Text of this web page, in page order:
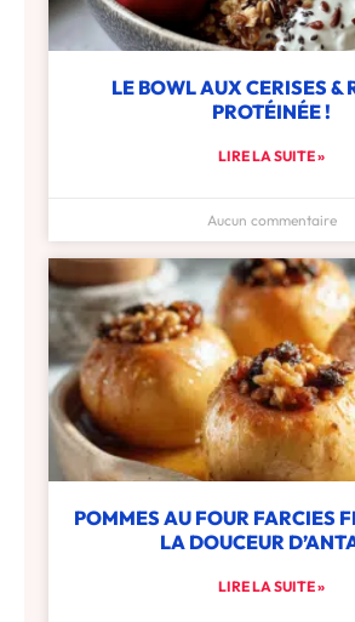
LE BOWL AUX CERISES &
PROTÉINÉE !
LIRE LA SUITE »
Aucun commentaire
POMMES AU FOUR FARCIES
LA DOUCEUR
LIRE LA SUITE »